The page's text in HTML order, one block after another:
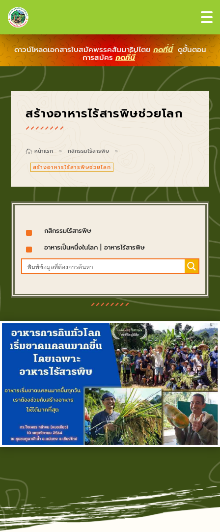
ดาวน์โหลดเอกสารใบสมัคพรรคสัมมาธิปไตย กดที่นี่ ดูขั้นตอน
การสมัครกดที่นี่
สร้างอาหารไร้สารพิษช่วยโลก
 หน้าแรก 9 กสิกรรมไร้สารพิษ 9
สร้างอาหารไร้สารพิษช่วยโลก
^ กสิกรรมไร้สารพิษ
^ อาหารเป็นหนึ่งในโลก| อาหารไร้สารพิษ